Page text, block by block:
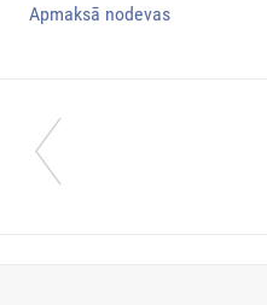
Apmaksā nodevas